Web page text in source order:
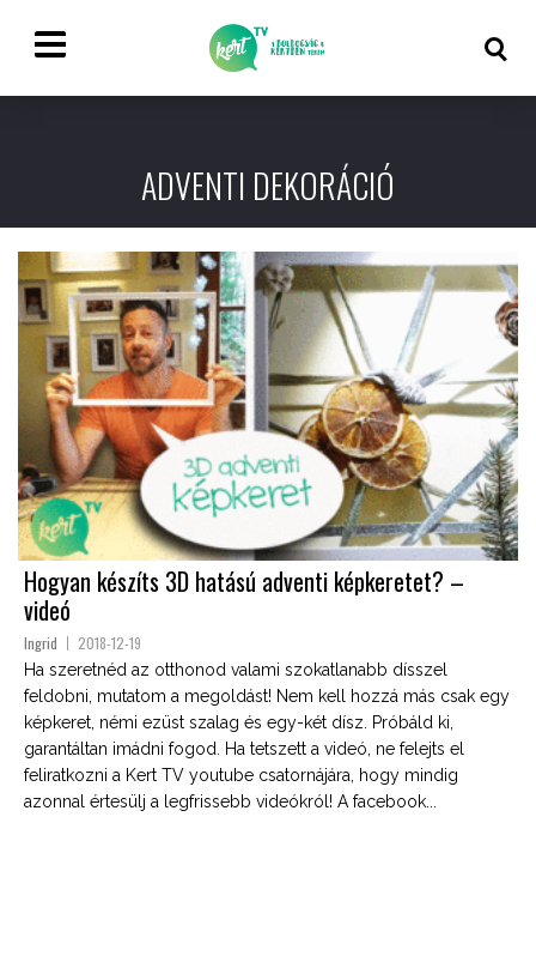
ADVENTI DEKORÁCIÓ
Hogyan készíts 3D hatású adventi képkeretet? –
videó
Ingrid 2018-12-19
Ha szeretnéd az otthonod valami szokatlanabb dísszel
feldobni, mutatom a megoldást! Nem kell hozzá más csak egy
képkeret, némi ezüst szalag és egy-két dísz. Próbáld ki,
garantáltan imádni fogod. Ha tetszett a videó, ne felejts el
feliratkozni a Kert TV youtube csatornájára, hogy mindig
azonnal értesülj a legfrissebb videókról! A facebook...